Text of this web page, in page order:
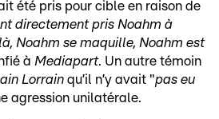
été pris pour cible en raison de
directement pris Noahm à
Noahm se maquille, Noahm est
à Mediapart. Un autre témoin
Lorrain qu’il n’y avait "pas eu
agression unilatérale.